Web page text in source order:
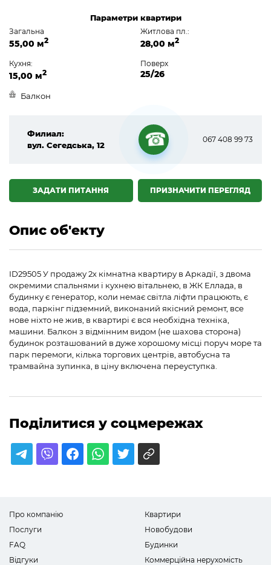
Параметри квартири
Загальна
55,00 м2
Житлова пл.:
28,00 м2
Кухня:
15,00 м2
Поверх
25/26
Балкон
Филиал:
вул. Сегедська, 12
☎
067 408 99 73
ПРИЗНАЧИТИ ПЕРЕГЛЯД
ЗАДАТИ ПИТАННЯ
Опис об'екту
ID29505 У продажу 2х кімнатна квартиру в Аркадії, з двома
окремими спальнями і кухнею вітальнею, в ЖК Еллада, в
будинку є генератор, коли немає світла ліфти працюють, є
вода, паркінг підземний, виконаний якісний ремонт, все
нове ніхто не жив, в квартирі є вся необхідна техніка,
машини. Балкон з відмінним видом (не шахова сторона)
будинок розташований в дуже хорошому місці поруч море та
парк перемоги, кілька торгових центрів, автобусна та
трамвайна зупинка, в ціну включена переуступка.
Поділитися у соцмережах
Про компанію
Послуги
FAQ
Відгуки
Квартири
Новобудови
Будинки
Коммерційна нерухомість